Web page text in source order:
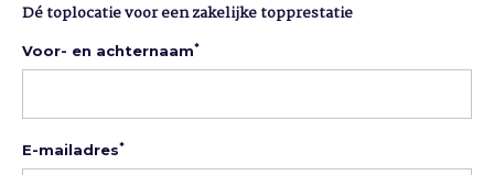
Dé toplocatie voor een zakelijke topprestatie
Voor- en achternaam*
E-mailadres*